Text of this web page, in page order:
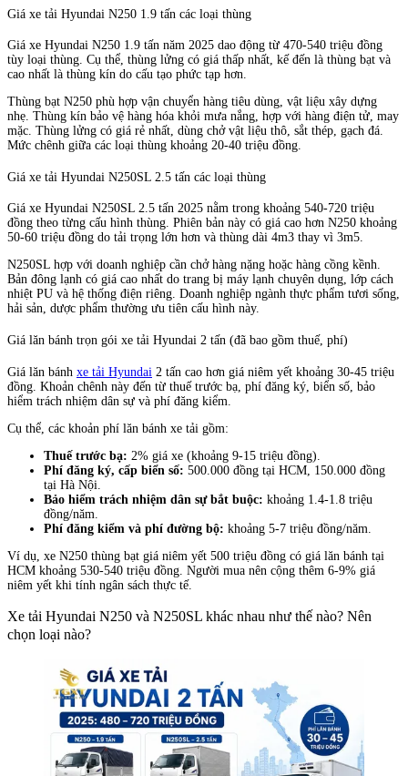
Giá xe tải Hyundai N250 1.9 tấn các loại thùng
Giá xe Hyundai N250 1.9 tấn năm 2025 dao động từ 470-540 triệu đồng
tùy loại thùng. Cụ thể, thùng lửng có giá thấp nhất, kế đến là thùng bạt và
cao nhất là thùng kín do cấu tạo phức tạp hơn.
Thùng bạt N250 phù hợp vận chuyển hàng tiêu dùng, vật liệu xây dựng
nhẹ. Thùng kín bảo vệ hàng hóa khỏi mưa nắng, hợp với hàng điện tử, may
mặc. Thùng lửng có giá rẻ nhất, dùng chở vật liệu thô, sắt thép, gạch đá.
Mức chênh giữa các loại thùng khoảng 20-40 triệu đồng.
Giá xe tải Hyundai N250SL 2.5 tấn các loại thùng
Giá xe Hyundai N250SL 2.5 tấn 2025 nằm trong khoảng 540-720 triệu
đồng theo từng cấu hình thùng. Phiên bản này có giá cao hơn N250 khoảng
50-60 triệu đồng do tải trọng lớn hơn và thùng dài 4m3 thay vì 3m5.
N250SL hợp với doanh nghiệp cần chở hàng nặng hoặc hàng cồng kềnh.
Bản đông lạnh có giá cao nhất do trang bị máy lạnh chuyên dụng, lớp cách
nhiệt PU và hệ thống điện riêng. Doanh nghiệp ngành thực phẩm tươi sống,
hải sản, dược phẩm thường ưu tiên cấu hình này.
Giá lăn bánh trọn gói xe tải Hyundai 2 tấn (đã bao gồm thuế, phí)
Giá lăn bánh xe tải Hyundai 2 tấn cao hơn giá niêm yết khoảng 30-45 triệu
đồng. Khoản chênh này đến từ thuế trước bạ, phí đăng ký, biển số, bảo
hiểm trách nhiệm dân sự và phí đăng kiểm.
Cụ thể, các khoản phí lăn bánh xe tải gồm:
Thuế trước bạ: 2% giá xe (khoảng 9-15 triệu đồng).
Phí đăng ký, cấp biển số: 500.000 đồng tại HCM, 150.000 đồng
tại Hà Nội.
Bảo hiểm trách nhiệm dân sự bắt buộc: khoảng 1.4-1.8 triệu
đồng/năm.
Phí đăng kiểm và phí đường bộ: khoảng 5-7 triệu đồng/năm.
Ví dụ, xe N250 thùng bạt giá niêm yết 500 triệu đồng có giá lăn bánh tại
HCM khoảng 530-540 triệu đồng. Người mua nên cộng thêm 6-9% giá
niêm yết khi tính ngân sách thực tế.
Xe tải Hyundai N250 và N250SL khác nhau như thế nào? Nên
chọn loại nào?